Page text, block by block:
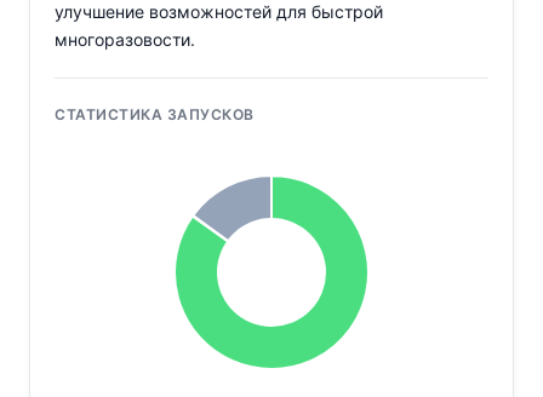
улучшение возможностей для быстрой
многоразовости.
СТАТИСТИКА ЗАПУСКОВ